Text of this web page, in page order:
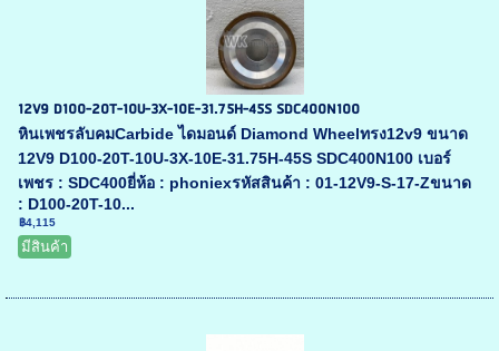
12V9 D100-20T-10U-3X-10E-31.75H-45S SDC400N100
หินเพชรลับคมCarbide ไดมอนด์ Diamond Wheelทรง12v9 ขนาด
12V9 D100-20T-10U-3X-10E-31.75H-45S SDC400N100 เบอร์
เพชร : SDC400ยี่ห้อ : phoniexรหัสสินค้า : 01-12V9-S-17-Zขนาด
: D100-20T-10...
฿4,115
มีสินค้า